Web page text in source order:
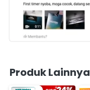
Produk Lainnya